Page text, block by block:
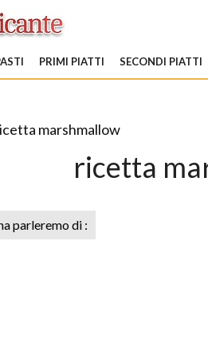
PRIMI PIATTI SECONDI PIATTI
marshmallow
ricetta
parleremo di :